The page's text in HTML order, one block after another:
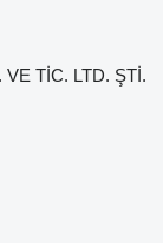
TİC. LTD. ŞTİ.